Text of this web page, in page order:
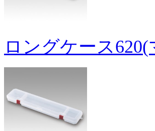
ロングケース